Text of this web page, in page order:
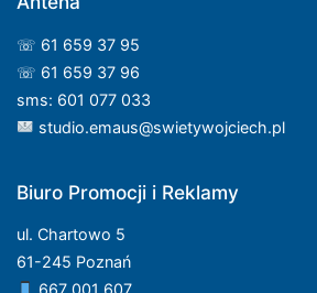
☏ 61 659 37 95
☏ 61 659 37 96
sms: 601 077 033
studio.emaus@swietywojciech.pl
Biuro Promocji i Reklamy
ul. Chartowo 5
61-245 Poznań
667 001 607